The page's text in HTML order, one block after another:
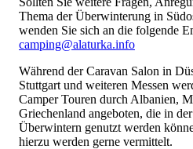
Thema der Überwinterung in
wenden Sie sich an die folgende
camping@alaturka.info
Während der Caravan Salon in
Stuttgart und weiteren Messen
Camper Touren durch Albanien,
Griechenland angeboten, die in
Überwintern genutzt werden
hierzu werden gerne vermittelt.